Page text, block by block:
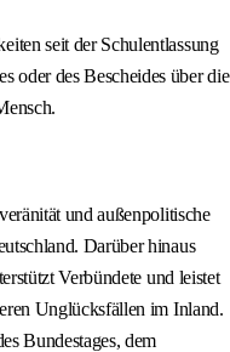
seit der Schulentlassung
oder des Bescheides über die
und außenpolitische
Darüber hinaus
Verbündete und leistet
Unglücksfällen im Inland.
Bundestages, dem